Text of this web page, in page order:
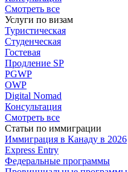
Смотреть все
Услуги по визам
Туристическая
Студенческая
Гостевая
Продление SP
PGWP
OWP
Digital Nomad
Консультация
Смотреть все
Статьи по иммиграции
Иммиграция в Канаду в 2026
Express Entry
Федеральные программы